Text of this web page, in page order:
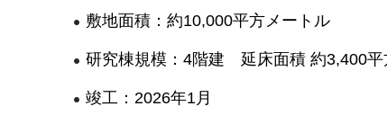
敷地面積：約10,000平方メートル
研究棟規模：4階建 延床面積 約3,400平
竣工：2026年1月